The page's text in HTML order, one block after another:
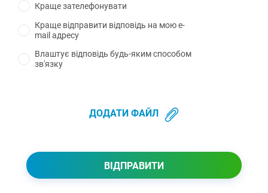
Краще зателефонувати
Краще відправити відповідь на мою e-
mail адресу
Влаштує відповідь будь-яким способом
зв'язку
ДОДАТИ ФАЙЛ
ВIДПРАВИТИ